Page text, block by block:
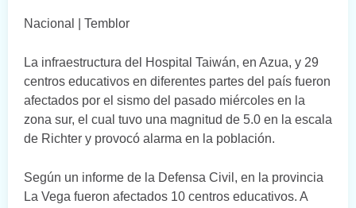
Nacional | Temblor
La infraestructura del Hospital Taiwán, en Azua, y 29
centros educativos en diferentes partes del país fueron
afectados por el sismo del pasado miércoles en la
zona sur, el cual tuvo una magnitud de 5.0 en la escala
de Richter y provocó alarma en la población.
Según un informe de la Defensa Civil, en la provincia
La Vega fueron afectados 10 centros educativos. A